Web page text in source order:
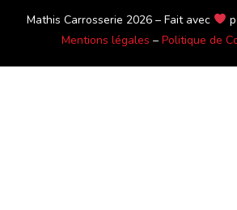
Mathis Carrosserie 2026 – Fait avec
Mentions légales – Politique de